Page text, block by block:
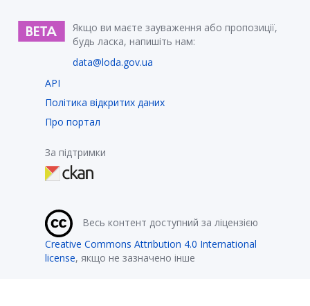
Якщо ви маєте зауваження або пропозиції,
будь ласка, напишіть нам:
data@loda.gov.ua
API
Політика відкритих даних
Про портал
За підтримки
Весь контент доступний за ліцензією
Creative Commons Attribution 4.0 International
license, якщо не зазначено інше